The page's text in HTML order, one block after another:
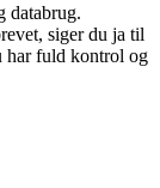
databrug.
siger du ja til
har fuld kontrol og